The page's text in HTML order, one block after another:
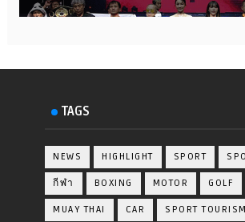
TAGS
NEWS HIGHLIGHT SPORT
กีฬา BOXING MOTOR GOLF
MUAY THAI CAR SPORT TOURISM